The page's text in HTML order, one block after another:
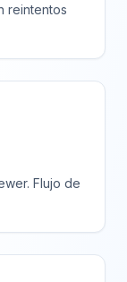
reintentos
Flujo de